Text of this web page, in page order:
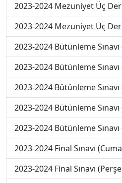
2023-2024 Mezuniyet Üç
2023-2024 Mezuniyet Üç
2023-2024 Bütünleme
2023-2024 Bütünleme
2023-2024 Bütünleme
2023-2024 Bütünleme
2023-2024 Bütünleme
2023-2024 Final Sınavı
2023-2024 Final Sınavı